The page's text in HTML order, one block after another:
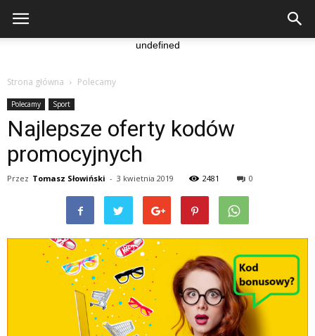
undefined
Strona główna Polecamy
Polecamy Sport
Najlepsze oferty kodów
promocyjnych
Przez Tomasz Słowiński - 3 kwietnia 2019 2481 0